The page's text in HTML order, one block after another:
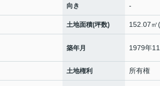
向き -
土地面積(坪数) 152.07㎡
築年月 1979年
土地権利 所有権